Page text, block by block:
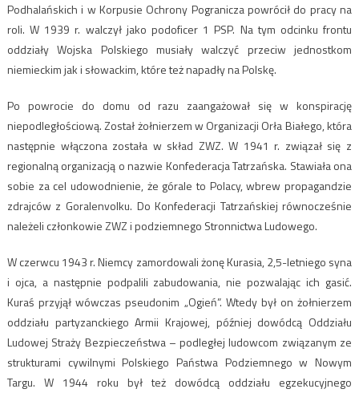
Podhalańskich i w Korpusie Ochrony Pogranicza powrócił do pracy na
roli. W 1939 r. walczył jako podoficer 1 PSP. Na tym odcinku frontu
oddziały Wojska Polskiego musiały walczyć przeciw jednostkom
niemieckim jak i słowackim, które też napadły na Polskę.
Po powrocie do domu od razu zaangażował się w konspirację
niepodległościową. Został żołnierzem w Organizacji Orła Białego, która
następnie włączona została w skład ZWZ. W 1941 r. związał się z
regionalną organizacją o nazwie Konfederacja Tatrzańska. Stawiała ona
sobie za cel udowodnienie, że górale to Polacy, wbrew propagandzie
zdrajców z Goralenvolku. Do Konfederacji Tatrzańskiej równocześnie
należeli członkowie ZWZ i podziemnego Stronnictwa Ludowego.
W czerwcu 1943 r. Niemcy zamordowali żonę Kurasia, 2,5-letniego syna
i ojca, a następnie podpalili zabudowania, nie pozwalając ich gasić.
Kuraś przyjął wówczas pseudonim „Ogień”. Wtedy był on żołnierzem
oddziału partyzanckiego Armii Krajowej, później dowódcą Oddziału
Ludowej Straży Bezpieczeństwa – podległej ludowcom związanym ze
strukturami cywilnymi Polskiego Państwa Podziemnego w Nowym
Targu. W 1944 roku był też dowódcą oddziału egzekucyjnego